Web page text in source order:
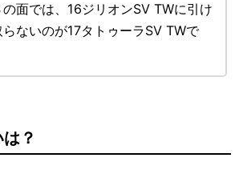
の面では、16ジリオンSV TWに引け
らないのが17タトゥーラSV TWで
？